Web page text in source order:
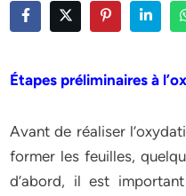
Étapes préliminaires à
Avant de réaliser
former les feuilles,
d’abord, il est